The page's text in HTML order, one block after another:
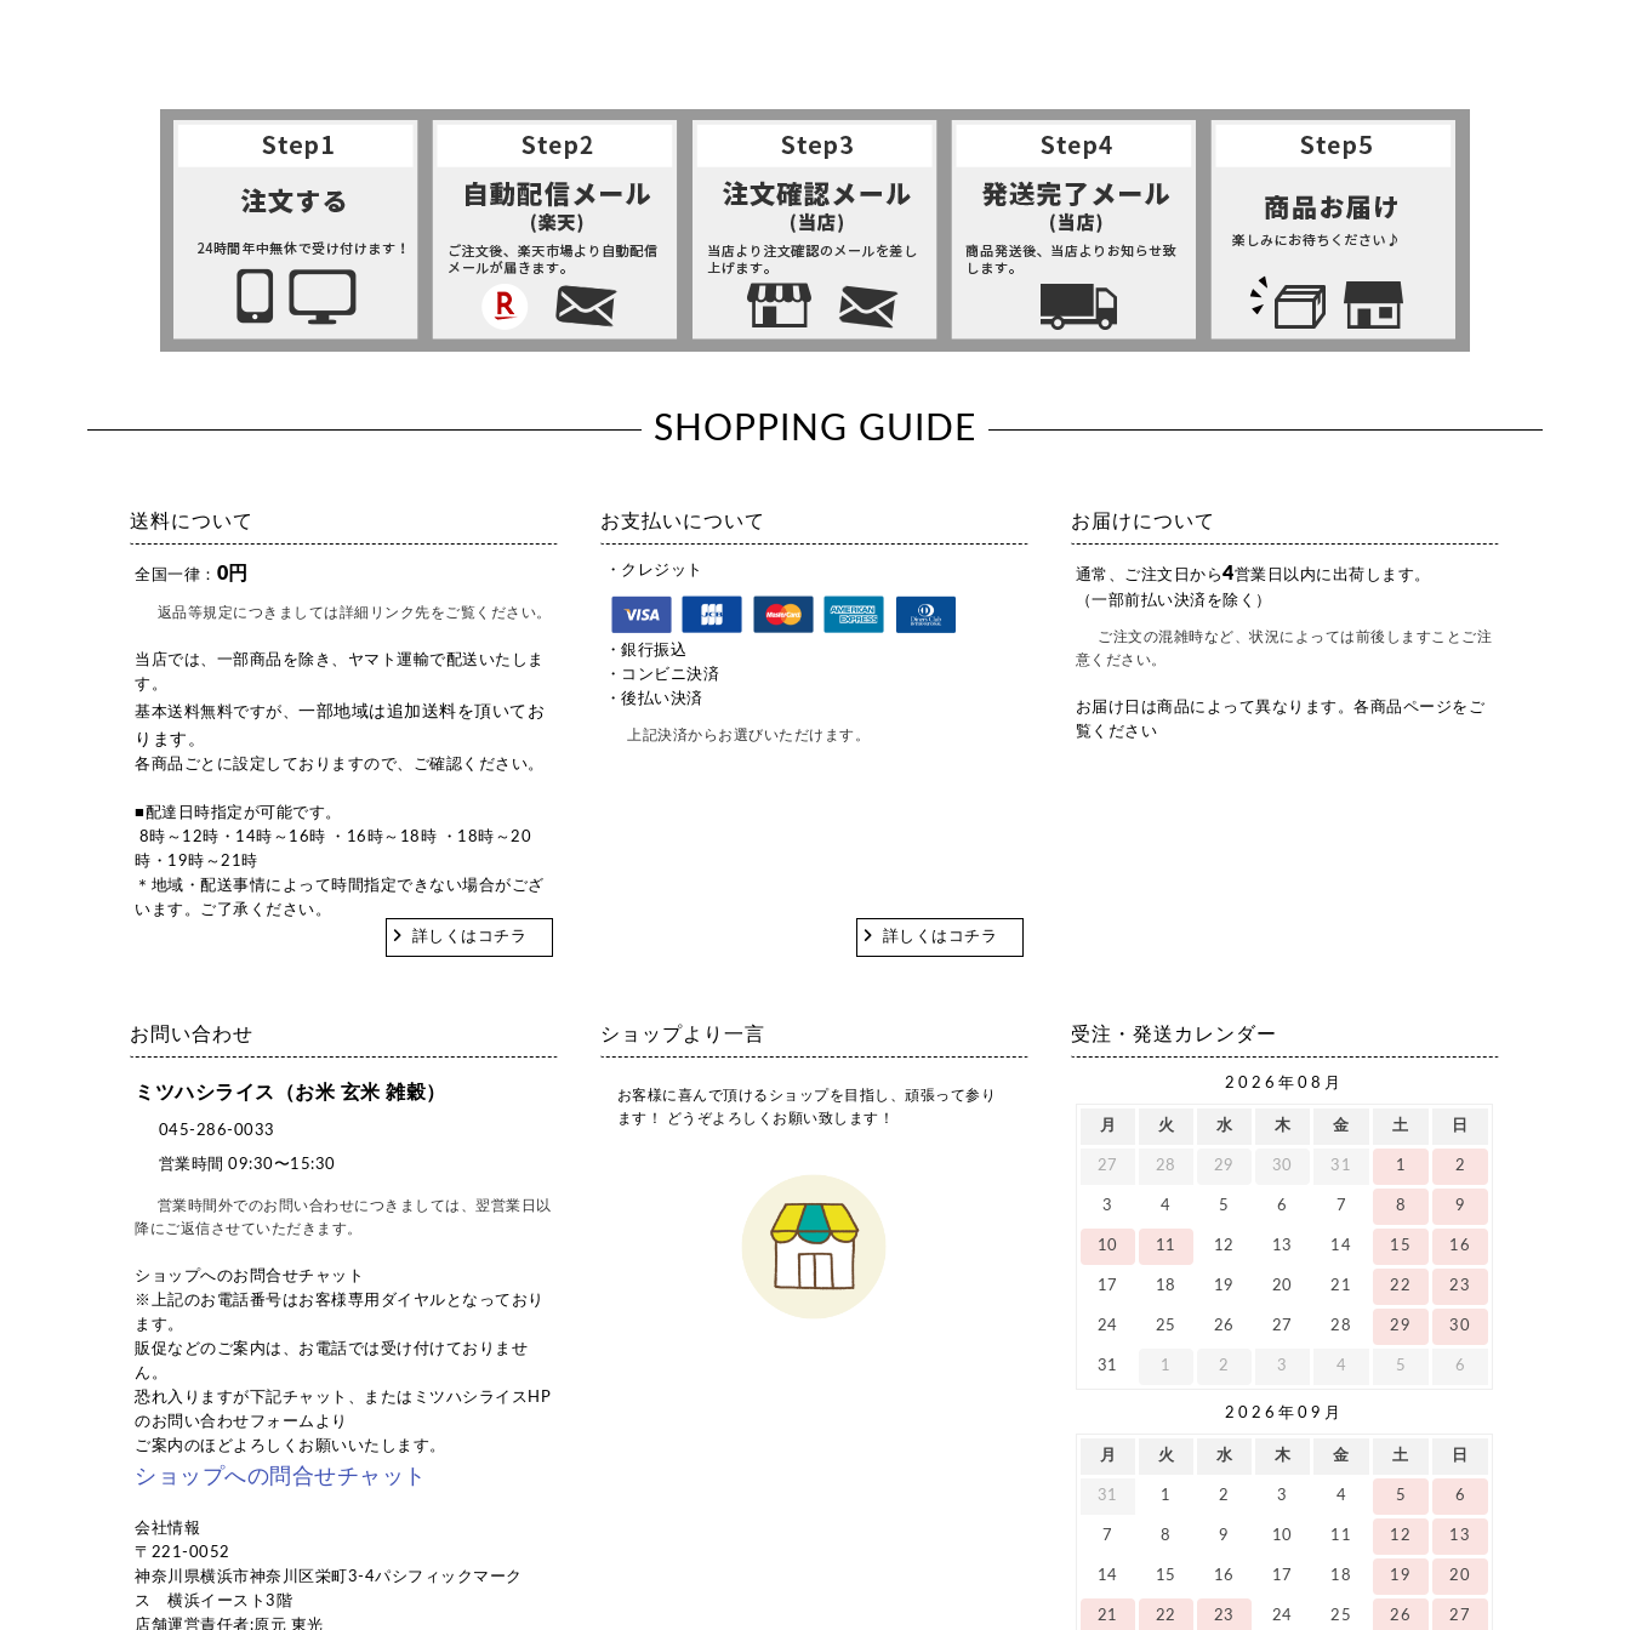
SHOPPING GUIDE
送料について
全国一律： 0円
返品等規定につきましては詳細リンク先をご覧ください。
当店では、一部商品を除き、ヤマト運輸で配送いたしま
す。
基本送料無料ですが、 一部地域は追加送料を頂いてお
ります。
各商品ごとに設定しておりますので、ご確認ください。
■配達日時指定が可能です。
8時～12時・14時～16時 ・16時～18時 ・18時～20
時・19時～21時
＊地域・配送事情によって時間指定できない場合がござ
います。ご了承ください。
詳しくはコチラ
お支払いについて
・クレジット
・銀行振込
・コンビニ決済
・後払い決済
上記決済からお選びいただけます。
詳しくはコチラ
お届けについて
通常、ご注文日から4営業日以内に出荷します。
（一部前払い決済を除く）
ご注文の混雑時など、状況によっては前後しますことご注
意ください。
お届け日は商品によって異なります。各商品ページをご
覧ください
お問い合わせ
ミツハシライス（お米 玄米 雑穀）
045-286-0033
営業時間 09:30〜15:30
営業時間外でのお問い合わせにつきましては、翌営業日以
降にご返信させていただきます。
ショップへのお問合せチャット
※上記のお電話番号はお客様専用ダイヤルとなっており
ます。
販促などのご案内は、お電話では受け付けておりませ
ん。
恐れ入りますが下記チャット、またはミツハシライスHP
のお問い合わせフォームより
ご案内のほどよろしくお願いいたします。
ショップへの問合せチャット
会社情報
〒221-0052
神奈川県横浜市神奈川区栄町3-4パシフィックマーク
ス 横浜イースト3階
店舗運営責任者:原元 東光
ショップより一言
お客様に喜んで頂けるショップを目指し、頑張って参り
ます！ どうぞよろしくお願い致します！
受注・発送カレンダー
2026年08月
月 火 水 木 金 土 日
27 28 29 30 31 1 2
3 4 5 6 7 8 9
10 11 12 13 14 15 16
17 18 19 20 21 22 23
24 25 26 27 28 29 30
31 1 2 3 4 5 6
2026年09月
月 火 水 木 金 土 日
31 1 2 3 4 5 6
7 8 9 10 11 12 13
14 15 16 17 18 19 20
21 22 23 24 25 26 27